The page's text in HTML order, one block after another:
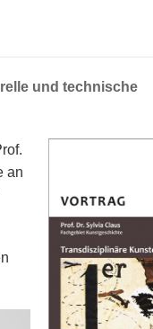
und technische
an